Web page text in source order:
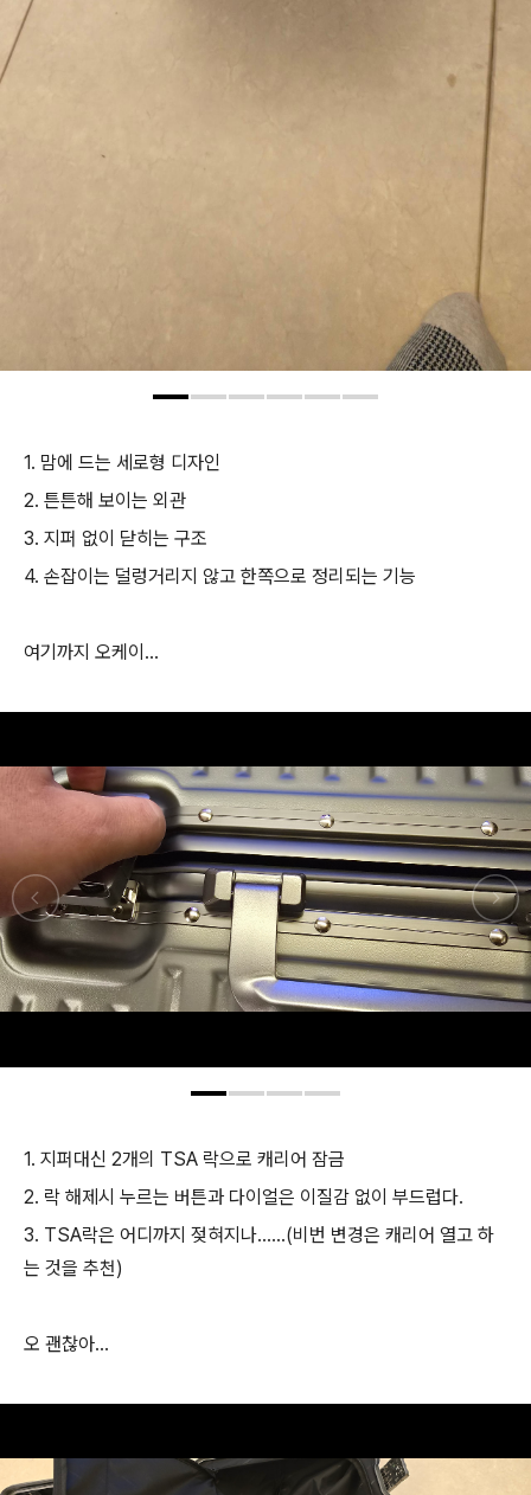
1. 맘에 드는 세로형 디자인
2. 튼튼해 보이는 외관
3. 지퍼 없이 닫히는 구조
4. 손잡이는 덜렁거리지 않고 한쪽으로 정리되는 기능
여기까지 오케이...
1. 지퍼대신 2개의 TSA 락으로 캐리어 잠금
2. 락 해제시 누르는 버튼과 다이얼은 이질감 없이 부드럽다.
3. TSA락은 어디까지 젖혀지나......(비번 변경은 캐리어 열고 하
는 것을 추천)
오 괜찮아...